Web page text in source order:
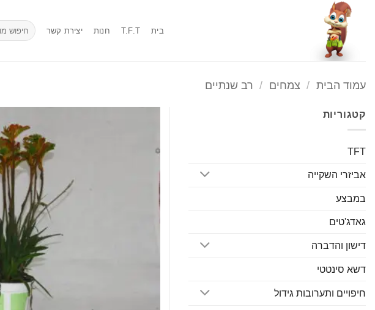
content
בית T.F.T חנות יצירת קשר
חיפוש
עבור:
עמוד הבית / צמחים / רב שנתיים
קטגוריות
TFT
אביזרי השקייה
במבצע
גאדג'טים
דישון והדברה
דשא סינטטי
חיפויים ותערובות גידול